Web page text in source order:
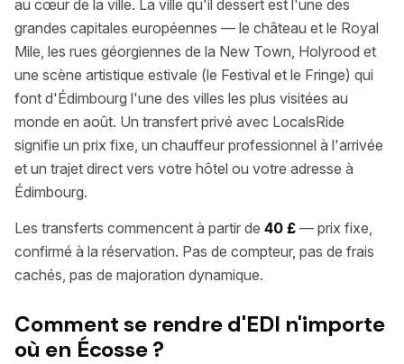
au cœur de la ville. La ville qu'il dessert est l'une des
grandes capitales européennes — le château et le Royal
Mile, les rues géorgiennes de la New Town, Holyrood et
une scène artistique estivale (le Festival et le Fringe) qui
font d'Édimbourg l'une des villes les plus visitées au
monde en août. Un transfert privé avec LocalsRide
signifie un prix fixe, un chauffeur professionnel à l'arrivée
et un trajet direct vers votre hôtel ou votre adresse à
Édimbourg.
Les transferts commencent à partir de 40 £ — prix fixe,
confirmé à la réservation. Pas de compteur, pas de frais
cachés, pas de majoration dynamique.
Comment se rendre d'EDI n'importe
où en Écosse ?